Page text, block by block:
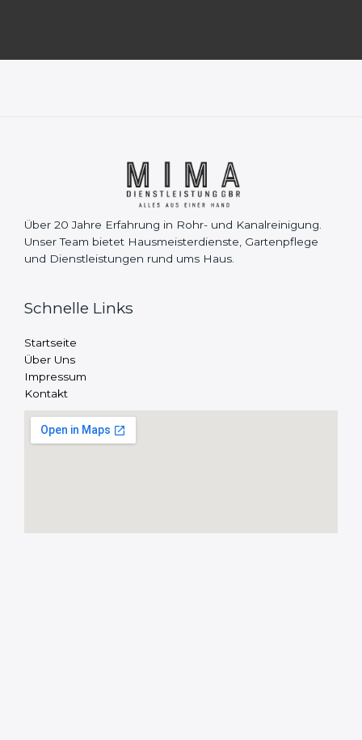
Über 20 Jahre Erfahrung in Rohr- und Kanalreinigung.
Unser Team bietet Hausmeisterdienste, Gartenpflege
und Dienstleistungen rund ums Haus.
Schnelle Links
Startseite
Über Uns
Impressum
Kontakt